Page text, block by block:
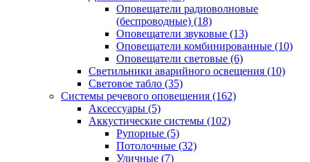
Оповещатели радиоволновые
(беспроводные) (18)
Оповещатели звуковые (13)
Оповещатели комбинированные (10)
Оповещатели световые (6)
Светильники аварийного освещения (10)
Световое табло (35)
Системы речевого оповещения (162)
Аксессуары (5)
Аккустические системы (102)
Рупорные (5)
Потолочные (32)
Уличные (7)